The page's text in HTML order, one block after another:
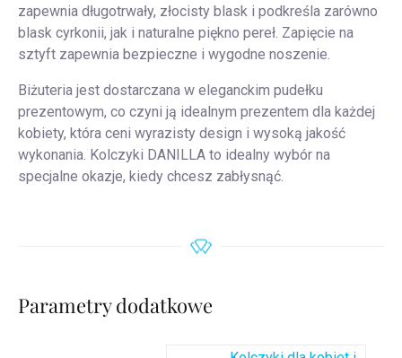
zapewnia długotrwały, złocisty blask i podkreśla zarówno
blask cyrkonii, jak i naturalne piękno pereł. Zapięcie na
sztyft zapewnia bezpieczne i wygodne noszenie.
Biżuteria jest dostarczana w eleganckim pudełku
prezentowym, co czyni ją idealnym prezentem dla każdej
kobiety, która ceni wyrazisty design i wysoką jakość
wykonania. Kolczyki DANILLA to idealny wybór na
specjalne okazje, kiedy chcesz zabłysnąć.
Parametry dodatkowe